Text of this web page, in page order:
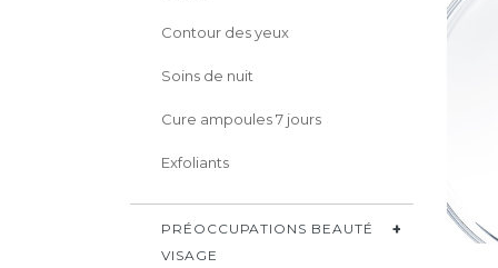
Contour des yeux
Soins de nuit
Cure ampoules 7 jours
Exfoliants
PRÉOCCUPATIONS BEAUTÉ
VISAGE